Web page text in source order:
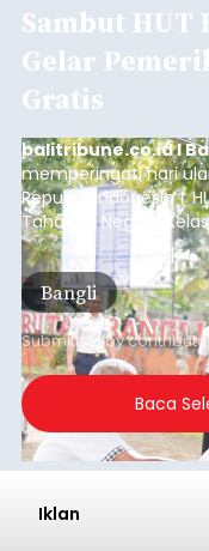
Sambut HUT
Gelar
Gratis
balitribune.co.id I
memperingati hari
Republik Indonesia (
Tahanan Negara
kegiatan
(6/8/2026).
Bangli
Submitted bycontributor
Baca
Iklan